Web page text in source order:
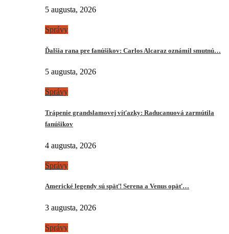
5 augusta, 2026
Správy
Ďalšia rana pre fanúšikov: Carlos Alcaraz oznámil smutnú…
5 augusta, 2026
Správy
Trápenie grandslamovej víťazky: Raducanuová zarmútila
fanúšikov
4 augusta, 2026
Správy
Americké legendy sú späť! Serena a Venus opäť…
3 augusta, 2026
Správy